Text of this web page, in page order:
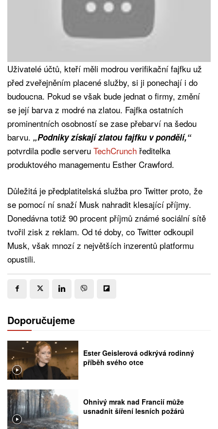
Uživatelé účtů, kteří měli modrou verifikační fajfku už
před zveřejněním placené služby, si ji ponechají i do
budoucna. Pokud se však bude jednat o firmy, změní
se její barva z modré na zlatou. Fajfka ostatních
prominentních osobností se zase přebarví na šedou
barvu. „Podniky získají zlatou fajfku v pondělí,“
potvrdila podle serveru TechCrunch ředitelka
produktového managementu Esther Crawford.
Důležitá je předplatitelská služba pro Twitter proto, že
se pomocí ní snaží Musk nahradit klesající příjmy.
Donedávna totiž 90 procent příjmů známé sociální sítě
tvořil zisk z reklam. Od té doby, co Twitter odkoupil
Musk, však mnozí z největších inzerentů platformu
opustili.
Doporučujeme
Ester Geislerová odkrývá rodinný
příběh svého otce
Ohnivý mrak nad Francií může
usnadnit šíření lesních požárů